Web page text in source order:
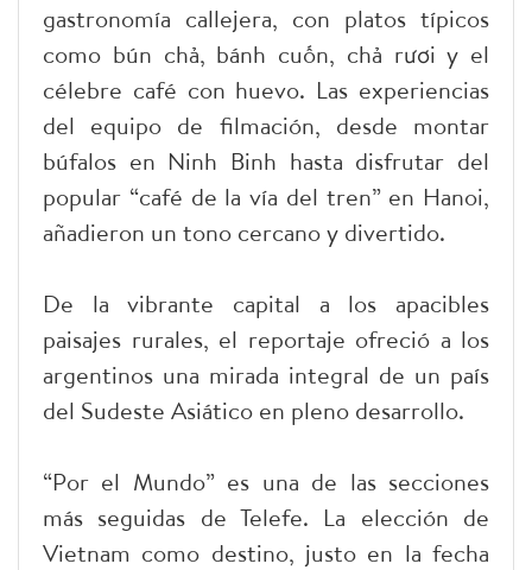
gastronomía callejera, con platos típicos
como bún chả, bánh cuốn, chả rươi y el
célebre café con huevo. Las experiencias
del equipo de filmación, desde montar
búfalos en Ninh Binh hasta disfrutar del
popular “café de la vía del tren” en Hanoi,
añadieron un tono cercano y divertido.
De la vibrante capital a los apacibles
paisajes rurales, el reportaje ofreció a los
argentinos una mirada integral de un país
del Sudeste Asiático en pleno desarrollo.
“Por el Mundo” es una de las secciones
más seguidas de Telefe. La elección de
Vietnam como destino, justo en la fecha